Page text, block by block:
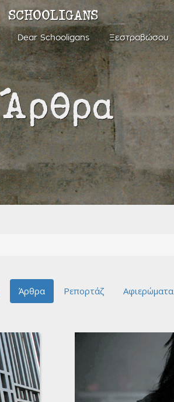
SCHOOLIGANS
Dear Schooligans Ξεστραβώσου
Άρθρα
Άρθρα Ρεπορτάζ Αφιερώματα